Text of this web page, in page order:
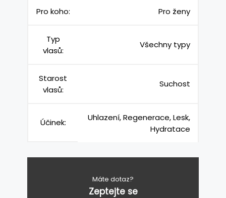
Pro koho: Pro ženy
Typ
vlasů:
Všechny typy
Starost
vlasů:
Suchost
Účinek:
Uhlazení, Regenerace, Lesk,
Hydratace
Máte dotaz?
Zeptejte se